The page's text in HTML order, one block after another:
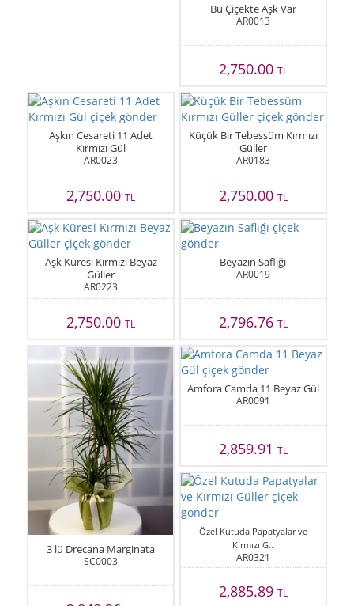
Bu Çiçekte Aşk Var
AR0013
2,750.00 TL
Aşkın Cesareti 11 Adet
Kırmızı Gül
AR0023
2,750.00TL
Küçük Bir Tebessüm Kırmızı
Güller
AR0183
2,750.00 TL
Aşk Küresi Kırmızı Beyaz
Güller
AR0223
2,750.00TL
Beyazın Saflığı
AR0019
2,796.76 TL
3 lü Drecana Marginata
SC0003
Amfora Camda 11 Beyaz Gül
AR0091
2,859.91 TL
Özel Kutuda Papatyalar ve
Kırmızı G..
AR0321
2,885.89 TL